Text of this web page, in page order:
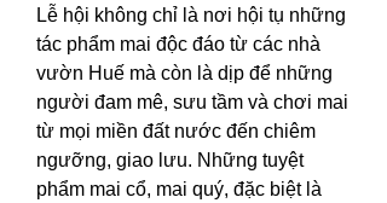
Lễ hội không chỉ là nơi hội tụ những
tác phẩm mai độc đáo từ các nhà
vườn Huế mà còn là dịp để những
người đam mê, sưu tầm và chơi mai
từ mọi miền đất nước đến chiêm
ngưỡng, giao lưu. Những tuyệt
phẩm mai cổ, mai quý, đặc biệt là